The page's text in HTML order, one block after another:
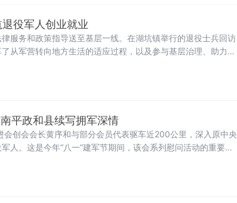
役军人创业就业
服务和政策指导送至基层一线。在湖坑镇举行的退役士兵回访
从军营转向地方生活的适应过程，以及参与基层治理、助力家
平政和县续写拥军深情
创会会长黄序和与部分会员代表驱车近200公里，深入原中央
人。这是今年“八一”建军节期间，该会系列慰问活动的重要一